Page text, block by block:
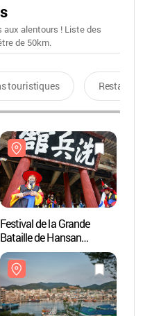
alentours ! Liste des
de 50km.
touristiques Restaurants
Festival de la Grande
Bataille de Hansan
(통영한산대첩축제)